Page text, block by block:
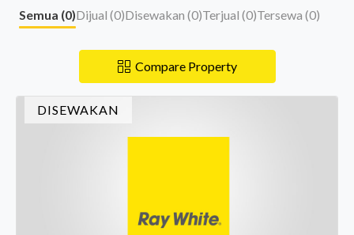
Semua (0)Dijual (0)Disewakan (0)Terjual (0)Tersewa (0)
Compare Property
DISEWAKAN